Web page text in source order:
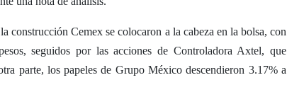
construcción Cemex se colocaron a la cabeza en la bolsa, con
seguidos por las acciones de Controladora Axtel, que
parte, los papeles de Grupo México descendieron 3.17% a